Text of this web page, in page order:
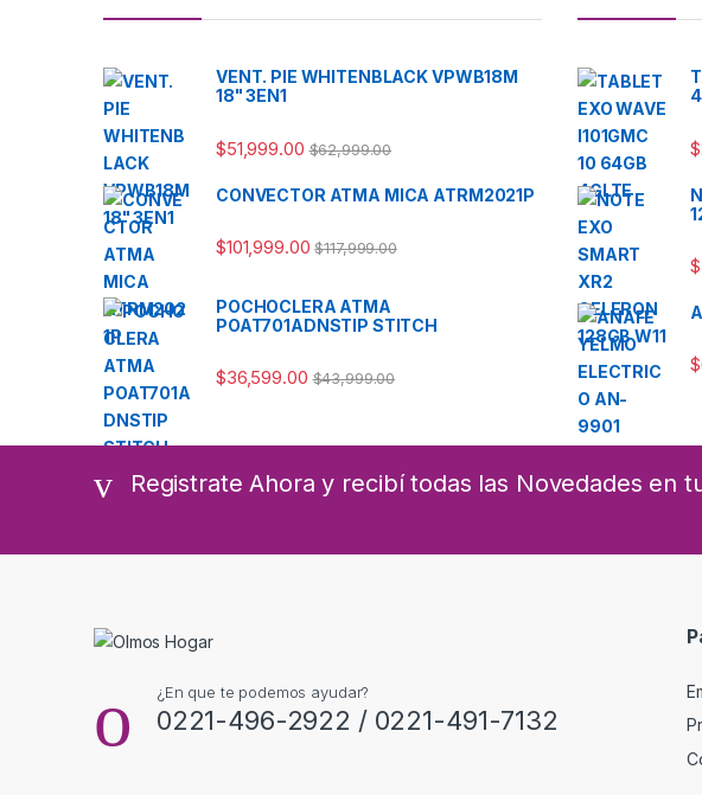
VENT. PIE WHITENBLACK VPWB18M
18" 3EN1
$51,999.00 $62,999.00
CONVECTOR ATMA MICA ATRM2021P
$101,999.00 $117,999.00
POCHOCLERA ATMA
POAT701ADNSTIP STITCH
$36,599.00 $43,999.00
$
$
$
Registrate Ahora y recibí todas las Novedades en
¿En que te podemos ayudar?
0221-496-2922 / 0221-491-7132